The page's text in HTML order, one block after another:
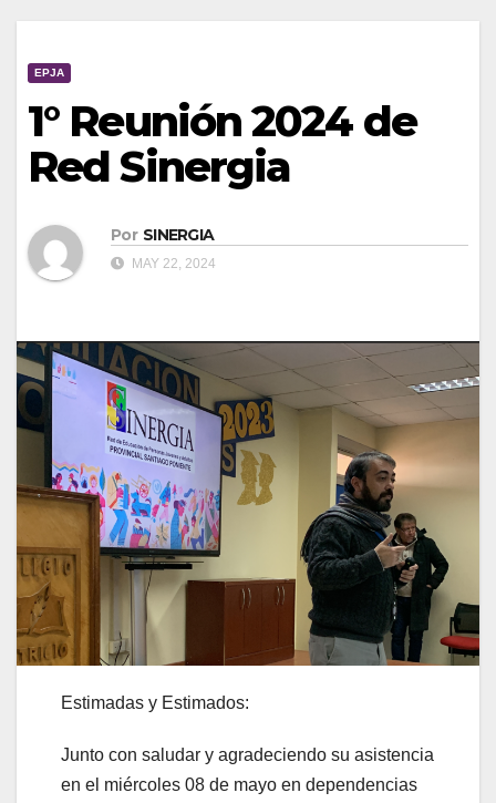
EPJA
1° Reunión 2024 de
Red Sinergia
Por SINERGIA
MAY 22, 2024
Estimadas y Estimados:
Junto con saludar y agradeciendo su asistencia
en el miércoles 08 de mayo en dependencias